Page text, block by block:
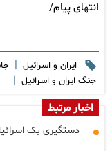
انتهای پیام/
ایران و اسرائیل |
جنگ ایران و اسرائیل |
اخبار مرتبط
دستگیری یک